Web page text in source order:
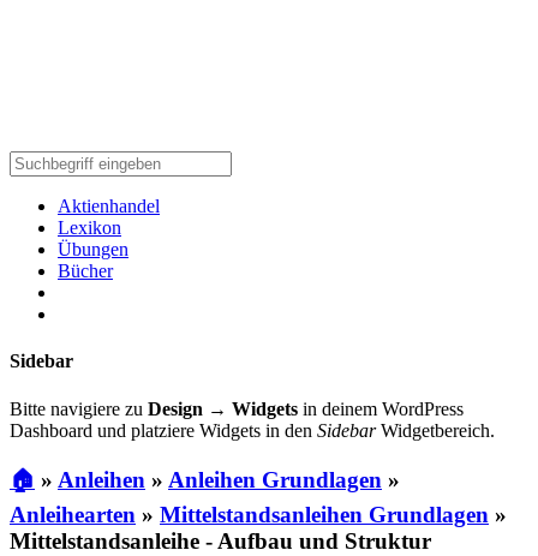
Aktienhandel
Lexikon
Übungen
Bücher
Sidebar
Bitte navigiere zu Design → Widgets in deinem WordPress
Dashboard und platziere Widgets in den SidebarWidgetbereich.
🏠 » Anleihen » Anleihen Grundlagen »
Anleihearten » Mittelstandsanleihen Grundlagen »
Mittelstandsanleihe - Aufbau und Struktur